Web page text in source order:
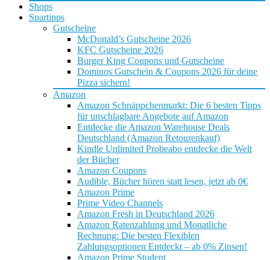
Shops
Spartipps
Gutscheine
McDonald’s Gutscheine 2026
KFC Gutscheine 2026
Burger King Coupons und Gutscheine
Dominos Gutschein & Coupons 2026 für deine
Pizza sichern!
Amazon
Amazon Schnäppchenmarkt: Die 6 besten Tipps
für unschlagbare Angebote auf Amazon
Entdecke die Amazon Warehouse Deals
Deutschland (Amazon Retourenkauf)
Kindle Unlimited Probeabo entdecke die Welt
der Bücher
Amazon Coupons
Audible, Bücher hören statt lesen, jetzt ab 0€
Amazon Prime
Prime Video Channels
Amazon Fresh in Deutschland 2026
Amazon Ratenzahlung und Monatliche
Rechnung: Die besten Flexiblen
Zahlungsoptionen Entdeckt – ab 0% Zinsen!
Amazon Prime Student